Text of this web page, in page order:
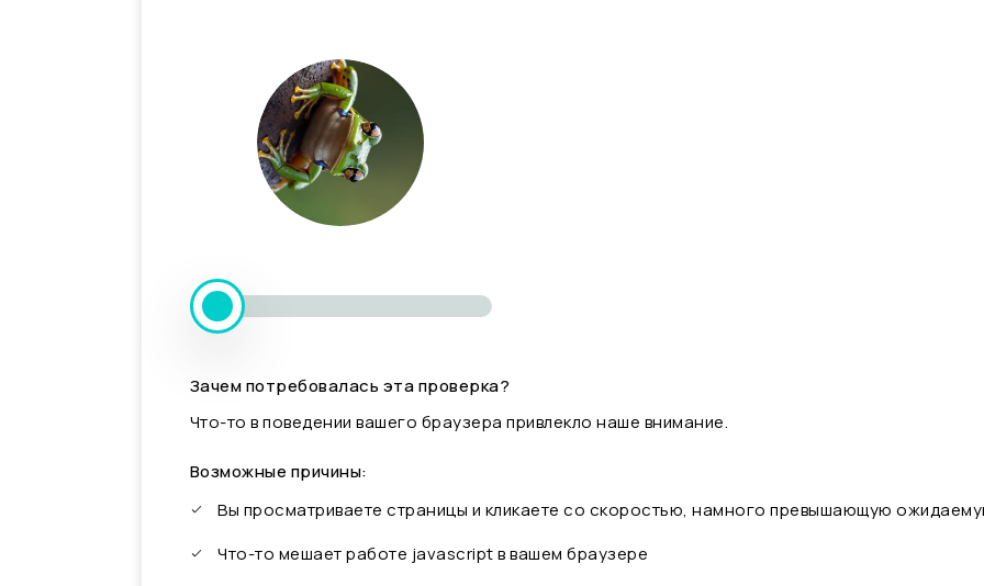
Зачем потребовалась эта проверка?
Что-то в поведении вашего браузера привлекло наше внимание.
Возможные причины:
Вы просматриваете страницы и кликаете со скоростью, намного превышающую
Что-то мешает работе javascript в вашем браузере